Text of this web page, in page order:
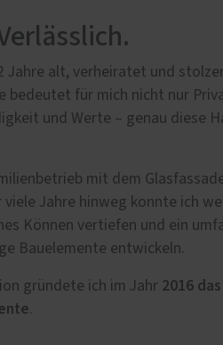
Jahre alt, verheiratet und
bedeutet für mich nicht nur
und Werte – genau diese
mit dem
Jahre hinweg konnte ich
Können vertiefen und ein
Bauelemente entwickeln.
gründete ich im Jahr 2016 das
.